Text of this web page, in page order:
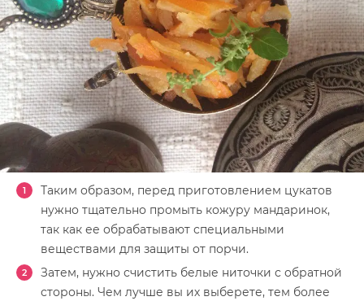
Таким образом, перед приготовлением цукатов
нужно тщательно промыть кожуру мандаринок,
так как ее обрабатывают специальными
веществами для защиты от порчи.
Затем, нужно счистить белые ниточки с обратной
стороны. Чем лучше вы их выберете, тем более